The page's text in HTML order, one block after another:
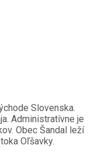
Slovenska.
Administratívne je
Obec Šandal leží
Oľšavky.